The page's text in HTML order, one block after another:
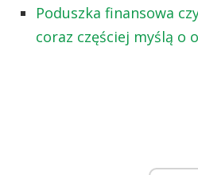
Poduszka finansowa
coraz częściej myślą o